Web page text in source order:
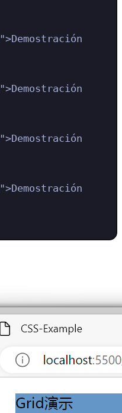
">Demostración
">Demostración
">Demostración
">Demostración